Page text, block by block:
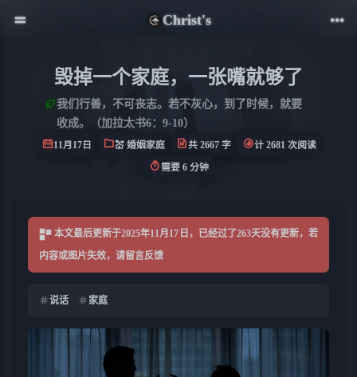
Christ's
毁掉一个家庭，一张嘴就够了
我们行善，不可丧志。若不灰心，到了时候，就要
收成。（加拉太书6：9-10）
11月17日 💒 婚姻家庭 共 2667 字
计 2681 次阅读
需要 6 分钟
本文最后更新于2025年11月17日，已经过了263天没有更新，若
内容或图片失效，请留言反馈
说话 家庭